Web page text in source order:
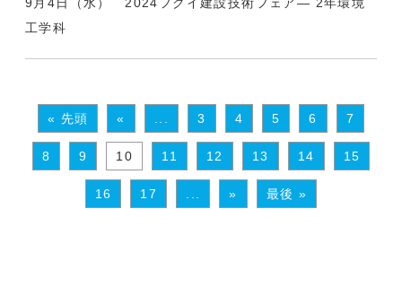
工学科
« 先頭 « 3 4 5 6 7
8 9 10 11 12 13 14 15
16 17 » 最後 »